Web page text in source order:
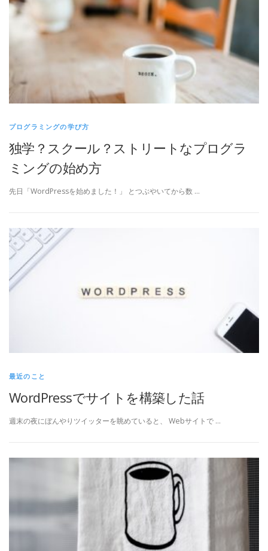
プログラミングの学び方
独学？スクール？ストリートなプログラ
ミングの始め方
先日「WordPressを始めました！」 とつぶやいてから数 …
最近のこと
WordPressでサイトを構築した話
週末の夜にぼんやりツイッターを眺めていると、 Webサイトで …